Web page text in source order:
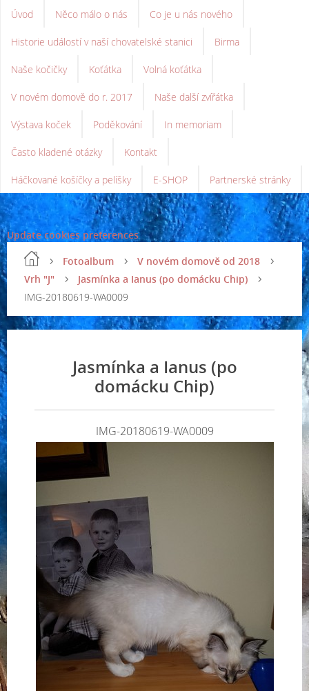
Úvod Něco málo o nás Co je u nás nového
Historie událostí v naší chovatelské stanici Birma
Naše kočičky Koťátka Volná koťátka
V novém domově do r. 2017 Naše další zvířátka
Výstava koček Poděkování In memoriam
Často kladené otázky Kontakt
Háčkované košíčky a pelíšky E-SHOP Partnerské stránky
Update cookies preferences
Fotoalbum
V novém domově od 2018
Vrh "J"
Jasmínka a Ianus (po domácku Chip)
IMG-20180619-WA0009
Jasmínka a Ianus (po
domácku Chip)
IMG-20180619-WA0009